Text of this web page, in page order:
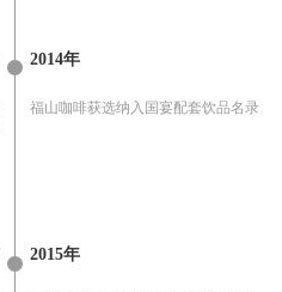
2014年
福山咖啡获选纳入国宴配套饮品名录
2015年